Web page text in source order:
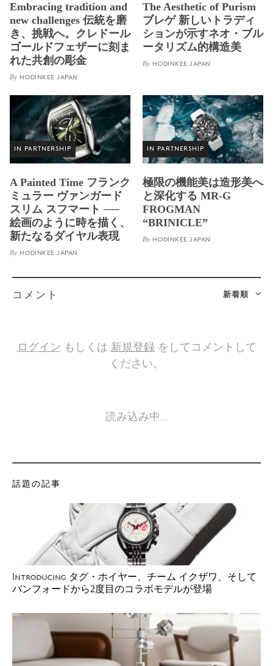
Embracing tradition and
new challenges 伝統を磨
き、挑戦へ。クレドール
ゴールドフェザーに刻ま
れた共創の彫金
By HODINKEE JAPAN
The Aesthetic of Purism
ブレゲ 新しいトラディ
ションが示すネオ・ブル
ータリズム的構造美
By HODINKEE JAPAN
IN PARTNERSHIP
A Painted Time フランク
ミュラー ヴァンガード
スリム スフマート ──
絵画のように時を描く、
新たなるダイヤル表現
By HODINKEE JAPAN
IN PARTNERSHIP
極限の機能美は造形美へ
と深化する MR-G
FROGMAN
“BRINICLE”
By HODINKEE JAPAN
新着順
コメント
ログイン もしくは 新規登録をしてコメントして
ください。
読み込み中…
話題の記事
Introducing タグ・ホイヤー、チーム イクザワ、そして
バンフォードから2度目のコラボモデルが登場